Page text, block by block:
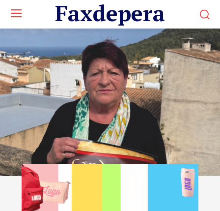
Faxdepera